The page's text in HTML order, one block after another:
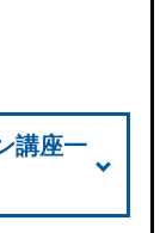
講座一